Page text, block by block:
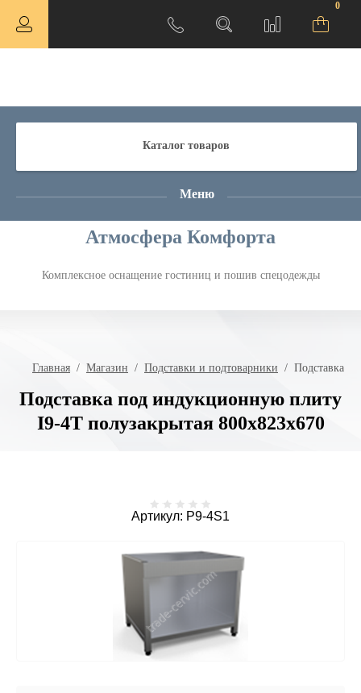
0
Атмосфера Комфорта
Комплексное оснащение гостиниц и пошив спецодежды
Главная
  /
Магазин
  /
Подставки и подтоварники
/  Подставка
Подставка под индукционную плиту
I9-4T полузакрытая 800х823х670
Каталог товаров
Меню
Артикул: P9-4S1